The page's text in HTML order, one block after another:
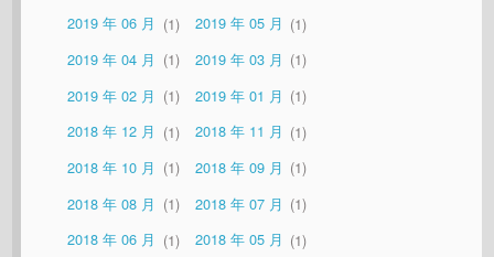
2019 年 06 月
1 2019 年 05 月
1
2019 年 04 月
1 2019 年 03 月
1
2019 年 02 月
1 2019 年 01 月
1
2018 年 12 月
1 2018 年 11 月
1
2018 年 10 月
1 2018 年 09 月
1
2018 年 08 月
1 2018 年 07 月
1
2018 年 06 月
1 2018 年 05 月
1